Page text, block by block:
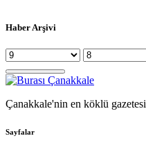
Haber Arşivi
Çanakkale'nin en köklü gazetesi
Sayfalar